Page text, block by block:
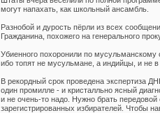
могут напахать, как школьный ансамбль.
Разнобой и дурость пёрли из всех
Гражданина, похожего на генерального
Убиенного похоронили по
ибо топят не мусульмане, а индийцы, и не
В рекордный срок проведена экспертиза
один промилле - и кристалльно ясный
и не очень-то надо. Нужно брать
зарегистрированных избирателей. Чтобы